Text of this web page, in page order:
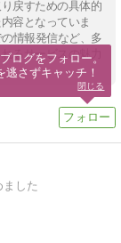
戻すための具体的
容となっていま
情報発信など、多
るサービスの魅力
した
ログをフォロー。
逃さずキャッチ！
閉じる